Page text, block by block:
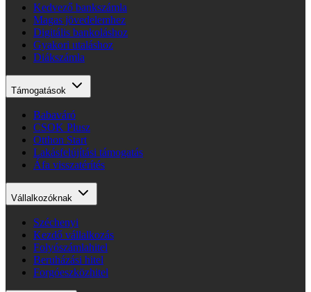
Kedvező bankszámla
Magas jövedelemhez
Digitális bankoláshoz
Gyakori utaláshoz
Diákszámla
Támogatások
Babaváró
CSOK Plusz
Otthon Start
Lakásfelújítási támogatás
Áfa visszatérítés
Vállalkozóknak
Széchenyi
Kezdő vállalkozás
Folyószámlahitel
Beruházási hitel
Forgóeszközhitel